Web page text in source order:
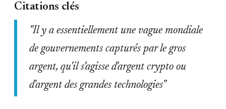
Citations clés
"Il y a essentiellement une vague mondiale
de gouvernements capturés par le gros
argent, qu'il s'agisse d'argent crypto ou
d'argent des grandes technologies"